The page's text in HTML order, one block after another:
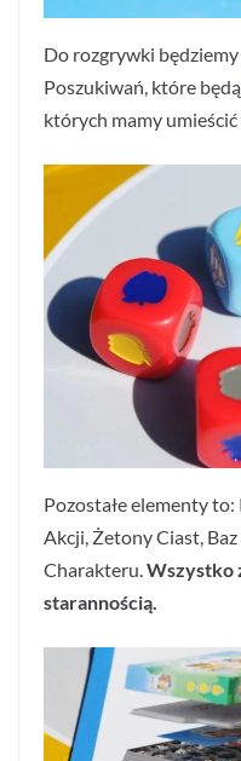
Do rozgrywki
Poszukiwań, które
których mamy
Pozostałe elementy
Akcji, Żetony Ciast,
Charakteru.Wszystko
starannością.